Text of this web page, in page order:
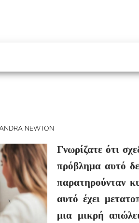
NEWTON
Γνωρίζατε ότι
πρόβλημα αυτό
παρατηρούνταν
αυτό έχει
μια μικρή